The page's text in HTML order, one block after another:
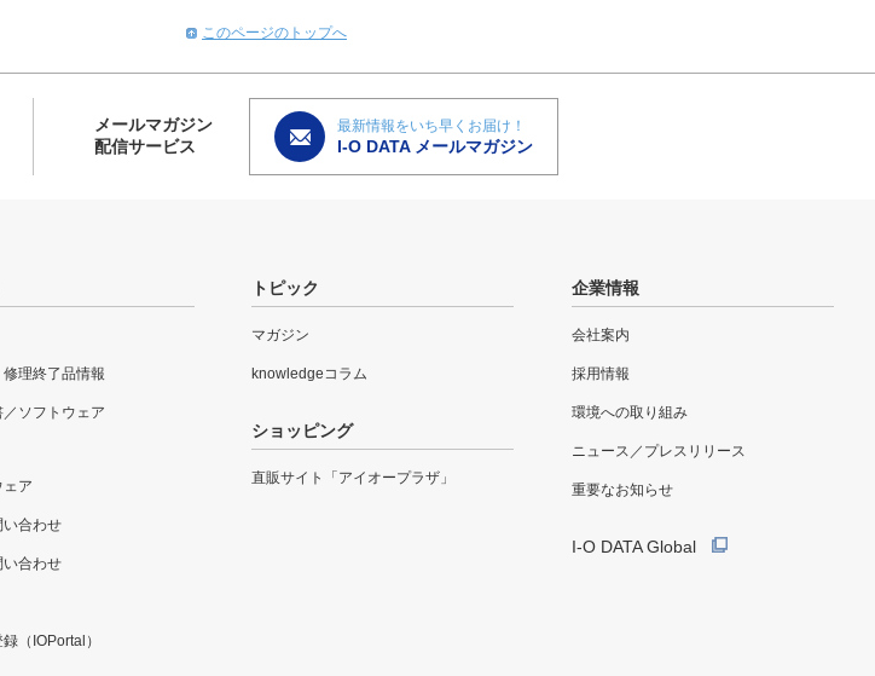
このページのトップへ
メールマガジン
配信サービス
最新情報をいち早くお届け！
I-O DATA メールマガジン
理終了品情報
ソフトウェア
ェア
い合わせ
い合わせ
（IOPortal）
トピック
マガジン
knowledgeコラム
ショッピング
直販サイト「アイオープラザ」
企業情報
会社案内
採用情報
環境への取り組み
ニュース／プレスリリース
重要なお知らせ
I-O DATA Global